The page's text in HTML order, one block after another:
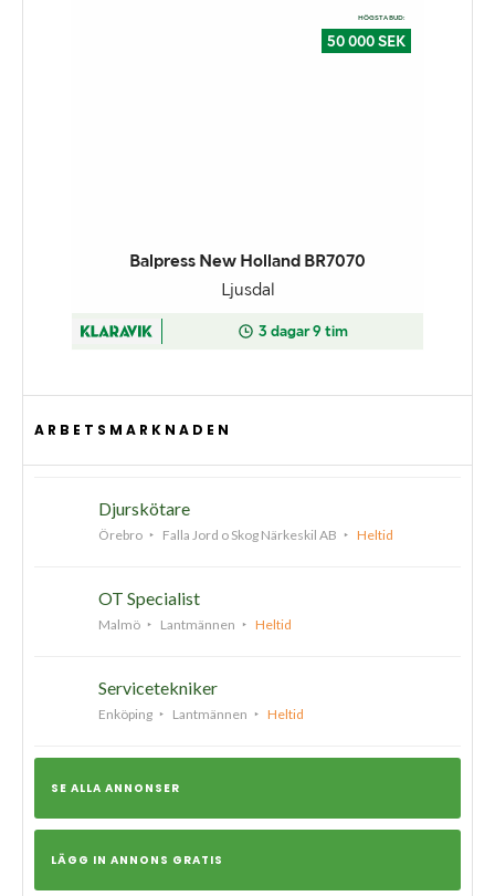
ARBETSMARKNADEN
Djurskötare
Örebro Falla Jord o Skog Närkeskil AB Heltid
OT Specialist
Malmö Lantmännen Heltid
Servicetekniker
Enköping Lantmännen Heltid
SE ALLA ANNONSER
LÄGG IN ANNONS GRATIS